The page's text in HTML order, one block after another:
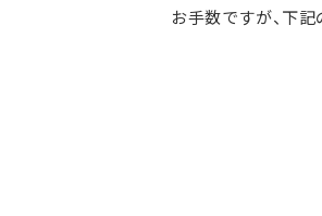
お手数ですが、下